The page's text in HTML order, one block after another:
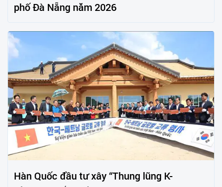
phố Đà Nẵng năm 2026
Hàn Quốc đầu tư xây “Thung lũng K-